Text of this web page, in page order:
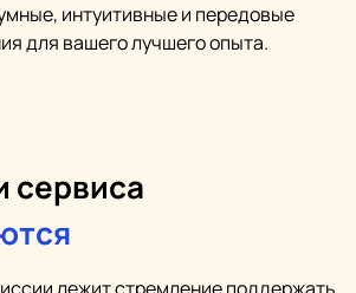
интуитивные и передовые
для вашего лучшего опыта.
сервиса